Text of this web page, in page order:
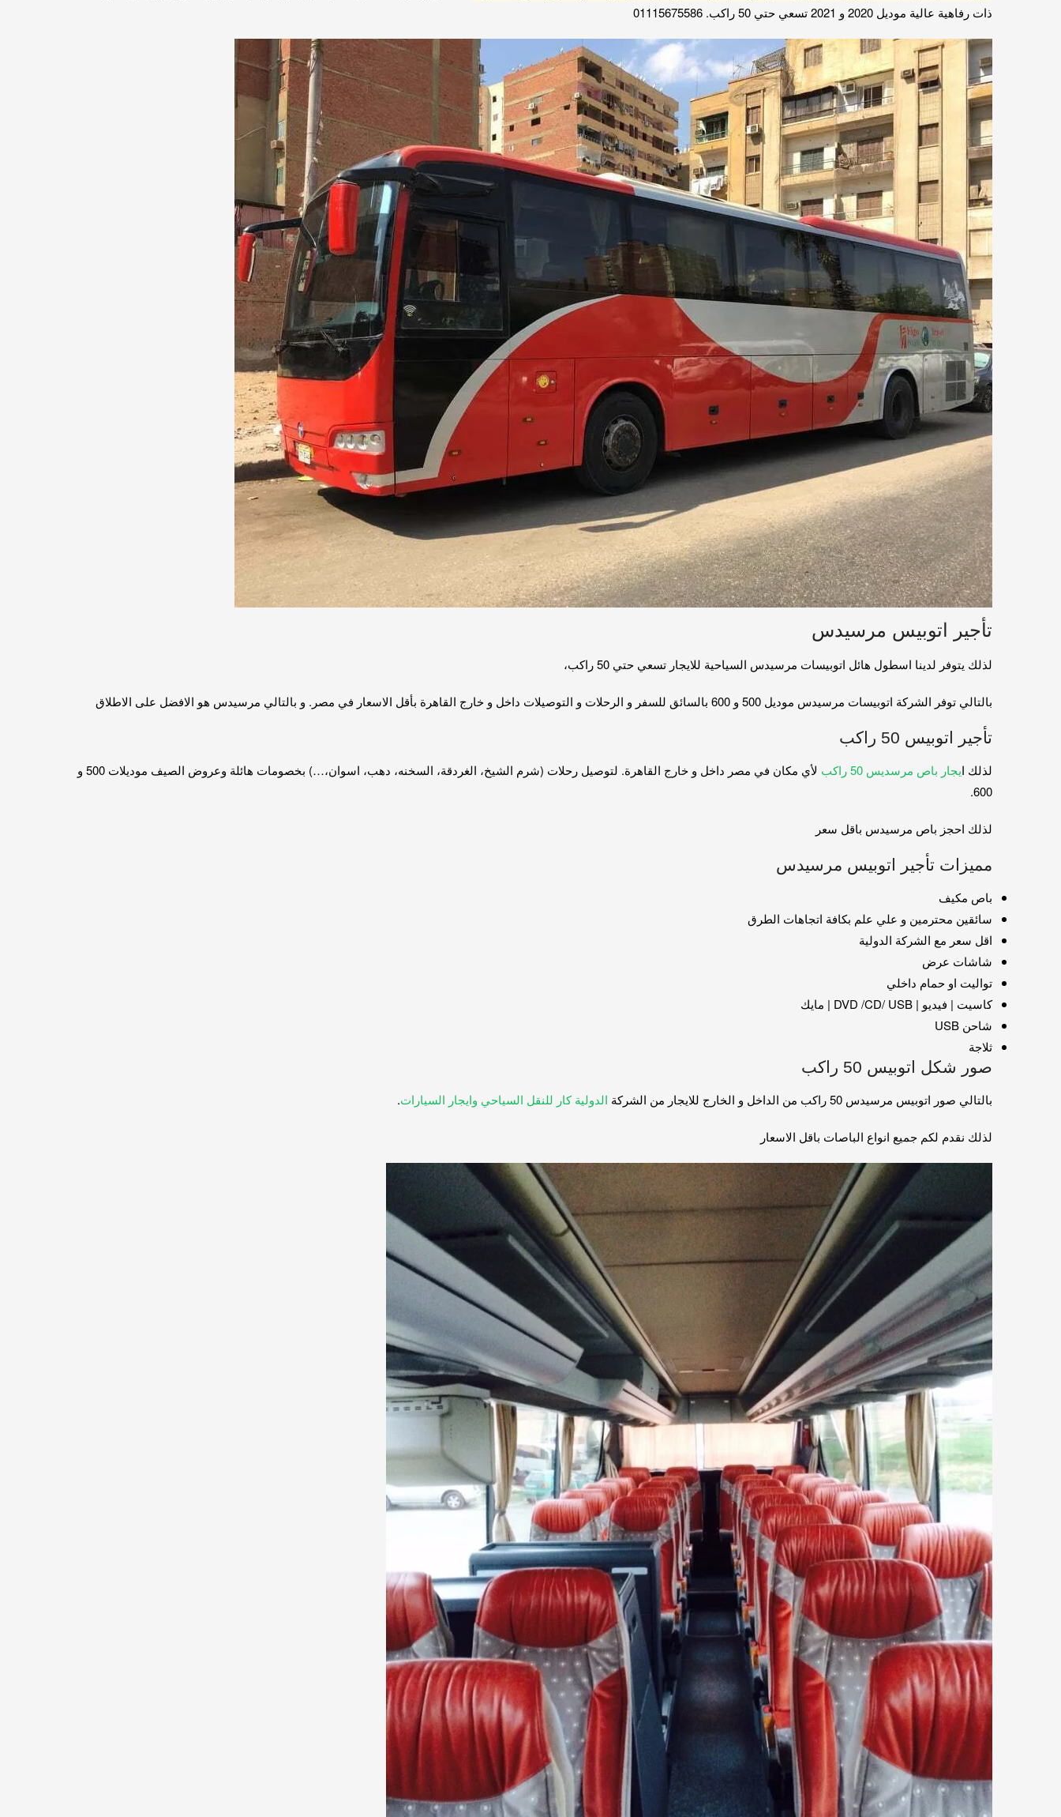
ذات رفاهية عالية موديل 2020 و 2021 تسعي حتي 50 راكب. 01115675586
تأجير اتوبيس مرسيدس
لذلك يتوفر لدينا اسطول هائل اتوبيسات مرسيدس السياحية للايجار تسعي حتي 50 راكب،
بالتالي توفر الشركة اتوبيسات مرسيدس موديل 500 و 600 بالسائق للسفر و الرحلات و التوصيلات داخل و خارج القاهرة بأقل الاسعار في مصر. و بالتالي مرسيدس هو الافضل على الاطلاق
تأجير اتوبيس 50 راكب
لذلك ايجار باص مرسديس 50 راكب
لأي مكان في مصر داخل و خارج القاهرة. لتوصيل رحلات (شرم الشيخ، الغردقة، السخنه، دهب، اسوان،…) بخصومات هائلة وعروض الصيف موديلات 500 و
600.
لذلك احجز باص مرسيدس باقل سعر
مميزات تأجير اتوبيس مرسيدس
باص مكيف
سائقين محترمين و علي علم بكافة اتجاهات الطرق
اقل سعر مع الشركة الدولية
شاشات عرض
تواليت او حمام داخلي
كاسيت | فيديو | DVD /CD/ USB | مايك
شاحن USB
ثلاجة
صور شكل اتوبيس 50 راكب
بالتالي صور اتوبيس مرسيدس 50 راكب من الداخل و الخارج للايجار من الشركة الدولية كار للنقل السياحي وايجار السيارات.
لذلك نقدم لكم جميع انواع الباصات باقل الاسعار